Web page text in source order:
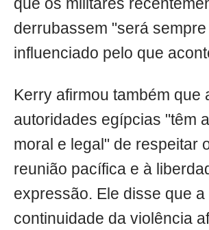
que os militares
derrubassem "será sempre
influenciado pelo que
Kerry afirmou também que
autoridades egípcias "têm
moral e legal" de respeitar
reunião pacífica e à
expressão. Ele disse que a
continuidade da violência